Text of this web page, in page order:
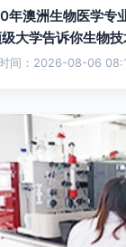
年澳洲生物医学专
大学告诉你生物
间：2026-08-06